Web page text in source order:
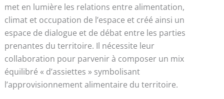
met en lumière les relations entre alimentation,
climat et occupation de l’espace et créé ainsi un
espace de dialogue et de débat entre les parties
prenantes du territoire. Il nécessite leur
collaboration pour parvenir à composer un mix
équilibré « d’assiettes » symbolisant
l’approvisionnement alimentaire du territoire.